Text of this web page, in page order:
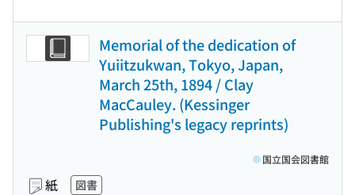
Memorial of the dedication of
Yuiitzukwan, Tokyo, Japan,
March 25th, 1894 / Clay
MacCauley. (Kessinger
Publishing's legacy reprints)
紙 図書
国立国会図書館